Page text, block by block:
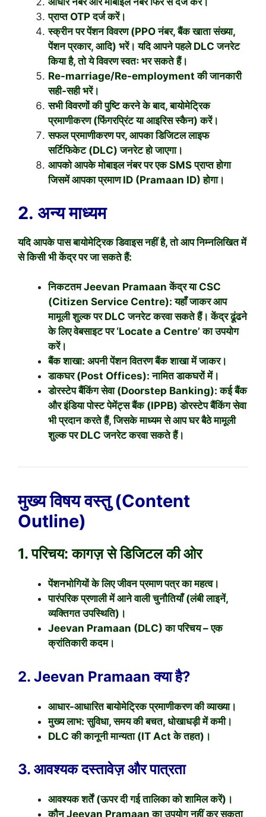
प्राप्त OTP दर्ज करें।
स्क्रीन पर पेंशन विवरण (PPO नंबर, बैंक खाता संख्या,
पेंशन प्रकार, आदि) भरें। यदि आपने पहले DLC जनरेट
किया है, तो ये विवरण स्वतः भर सकते हैं।
Re-marriage/Re-employment की जानकारी
सही-सही भरें।
सभी विवरणों की पुष्टि करने के बाद, बायोमेट्रिक
प्रमाणीकरण (फिंगरप्रिंट या आइरिस स्कैन) करें।
सफल प्रमाणीकरण पर, आपका डिजिटल लाइफ
सर्टिफिकेट (DLC) जनरेट हो जाएगा।
आपको आपके मोबाइल नंबर पर एक SMS प्राप्त होगा
जिसमें आपका प्रमाण ID (Pramaan ID) होगा।
2. अन्य माध्यम
यदि आपके पास बायोमेट्रिक डिवाइस नहीं है, तो आप निम्नलिखित में
से किसी भी केंद्र पर जा सकते हैं:
निकटतम Jeevan Pramaan केंद्र या CSC
(Citizen Service Centre): यहाँ जाकर आप
मामूली शुल्क पर DLC जनरेट करवा सकते हैं। केंद्र ढूंढने
के लिए वेबसाइट पर ‘Locate a Centre’ का उपयोग
करें।
बैंक शाखा: अपनी पेंशन वितरण बैंक शाखा में जाकर।
डाकघर (Post Offices): नामित डाकघरों में।
डोरस्टेप बैंकिंग सेवा (Doorstep Banking): कई बैंक
और इंडिया पोस्ट पेमेंट्स बैंक (IPPB) डोरस्टेप बैंकिंग सेवा
भी प्रदान करते हैं, जिसके माध्यम से आप घर बैठे मामूली
शुल्क पर DLC जनरेट करवा सकते हैं।
मुख्य विषय वस्तु (Content
Outline)
1. परिचय: कागज़ से डिजिटल की ओर
पेंशनभोगियों के लिए जीवन प्रमाण पत्र का महत्व।
पारंपरिक प्रणाली में आने वाली चुनौतियाँ (लंबी लाइनें,
व्यक्तिगत उपस्थिति)।
Jeevan Pramaan (DLC) का परिचय – एक
क्रांतिकारी कदम।
2. Jeevan Pramaan क्या है?
आधार-आधारित बायोमेट्रिक प्रमाणीकरण की व्याख्या।
मुख्य लाभ: सुविधा, समय की बचत, धोखाधड़ी में कमी।
DLC की कानूनी मान्यता (IT Act के तहत)।
3. आवश्यक दस्तावेज़ और पात्रता
आवश्यक शर्तें (ऊपर दी गई तालिका को शामिल करें)।
कौन Jeevan Pramaan का उपयोग नहीं कर सकता